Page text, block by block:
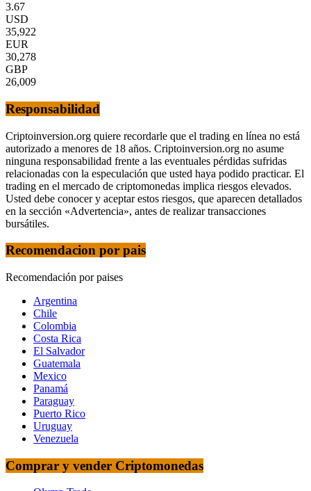
3.67
USD
35,922
EUR
30,278
GBP
26,009
Responsabilidad
Criptoinversion.org quiere recordarle que el trading en línea no está
autorizado a menores de 18 años. Criptoinversion.org no asume
ninguna responsabilidad frente a las eventuales pérdidas sufridas
relacionadas con la especulación que usted haya podido practicar. El
trading en el mercado de criptomonedas implica riesgos elevados.
Usted debe conocer y aceptar estos riesgos, que aparecen detallados
en la sección «Advertencia», antes de realizar transacciones
bursátiles.
Recomendacion por pais
Recomendación por paises
Argentina
Chile
Colombia
Costa Rica
El Salvador
Guatemala
Mexico
Panamá
Paraguay
Puerto Rico
Uruguay
Venezuela
Comprar y vender Criptomonedas